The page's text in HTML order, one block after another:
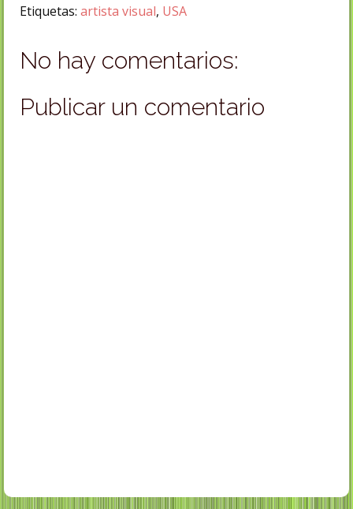
Etiquetas: artista visual, USA
No hay comentarios:
Publicar un comentario